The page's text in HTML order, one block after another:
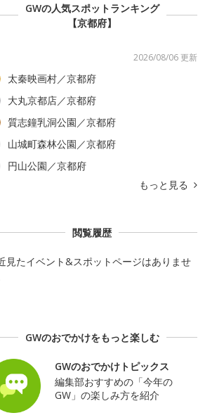
GWの人気スポットランキング
【京都府】
2026/08/06 更新
太秦映画村／京都府
大丸京都店／京都府
質志鐘乳洞公園／京都府
山城町森林公園／京都府
円山公園／京都府
もっと見る
閲覧履歴
見たイベント&スポットページはありませ
GWのおでかけをもっと楽しむ
GWのおでかけトピックス
編集部おすすめの「今年の
GW」の楽しみ方を紹介